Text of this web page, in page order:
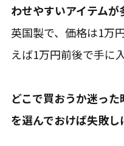
わせやすいアイテムが
英国製で、価格は1万
えば1万円前後で手に
どこで買おうか迷っ
を選んでおけば失敗し